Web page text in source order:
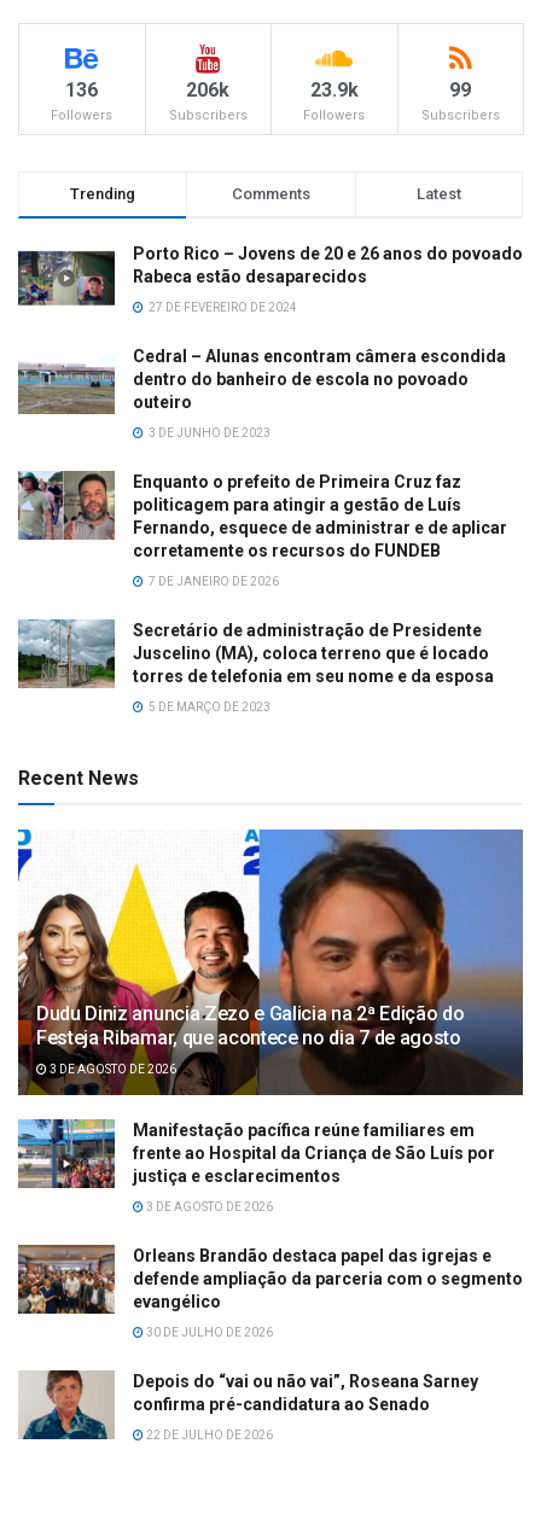
136
Followers
206k
Subscribers
23.9k
Followers
99
Subscribers
Trending Comments Latest
Porto Rico – Jovens de 20 e 26 anos do povoado
Rabeca estão desaparecidos
27 DE FEVEREIRO DE 2024
Cedral – Alunas encontram câmera escondida
dentro do banheiro de escola no povoado
outeiro
3 DE JUNHO DE 2023
Enquanto o prefeito de Primeira Cruz faz
politicagem para atingir a gestão de Luís
Fernando, esquece de administrar e de aplicar
corretamente os recursos do FUNDEB
7 DE JANEIRO DE 2026
Secretário de administração de Presidente
Juscelino (MA), coloca terreno que é locado
torres de telefonia em seu nome e da esposa
5 DE MARÇO DE 2023
Recent News
Dudu Diniz anuncia Zezo e Galicia na 2ª Edição do
Festeja Ribamar, que acontece no dia 7 de agosto
3 DE AGOSTO DE 2026
Manifestação pacífica reúne familiares em
frente ao Hospital da Criança de São Luís por
justiça e esclarecimentos
3 DE AGOSTO DE 2026
Orleans Brandão destaca papel das igrejas e
defende ampliação da parceria com o segmento
evangélico
30 DE JULHO DE 2026
Depois do “vai ou não vai”, Roseana Sarney
confirma pré-candidatura ao Senado
22 DE JULHO DE 2026